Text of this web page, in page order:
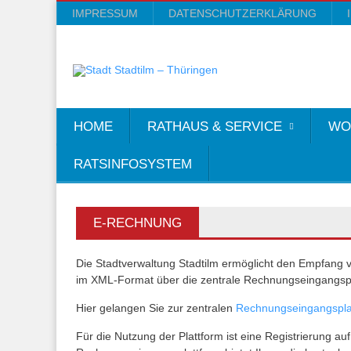
IMPRESSUM DATENSCHUTZERKLÄRUNG
HOME RATHAUS & SERVICE
RATSINFOSYSTEM
E-RECHNUNG
Die Stadtverwaltung Stadtilm ermöglicht den
im XML-Format über die zentrale
Hier gelangen Sie zur zentralen
Für die Nutzung der Plattform ist eine Registrierung